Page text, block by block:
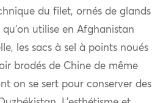
du filet, ornés de glands
utilise en Afghanistan
les sacs à sel à points noués
brodés de Chine de même
on se sert pour conserver des